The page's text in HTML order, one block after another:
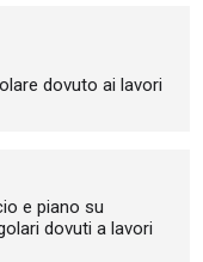
dovuto ai lavori
e piano su
dovuti a lavori